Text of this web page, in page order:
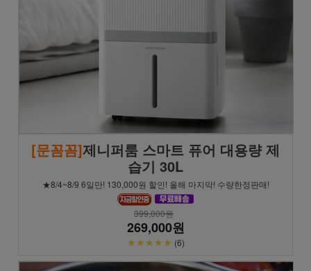
[문꼼꼼]제니퍼룸 스마트 퓨어 대용량 제
습기 30L
★8/4~8/9 6일만! 130,000원 할인! 올해 마지막! 수량한정판매!
399,000원
269,000원
★★★★★ (6)